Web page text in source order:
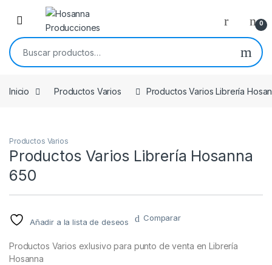
Skip to navigation
Skip to content
0
Buscar por:
Inicio Productos Varios Productos Varios Librería
Productos Varios
Productos Varios Librería Hosanna
650
Añadir a la lista de deseos Comparar
Productos Varios exlusivo para punto de venta en Librería
Hosanna